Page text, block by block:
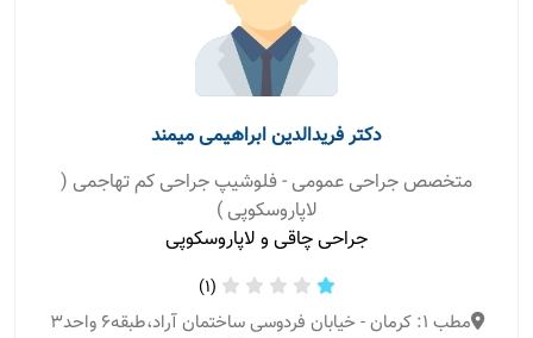
دکتر فریدالدین ابراهیمی میمند
متخصص جراحی عمومی - فلوشیپ جراحی کم تهاجمی (
لاپاروسکوپی )
جراحی چاقی و لاپاروسکوپی
(1)
مطب 1: کرمان - خیابان فردوسی ساختمان آراد،طبقه۶ واحد۳